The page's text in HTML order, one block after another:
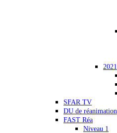
2021
SFAR TV
DU de réanimation
FAST Réa
Niveau 1